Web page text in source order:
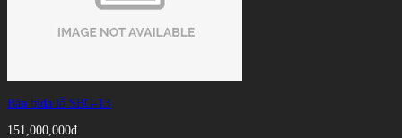
Bàn bida lỗ SBG-13
151,000,000đ